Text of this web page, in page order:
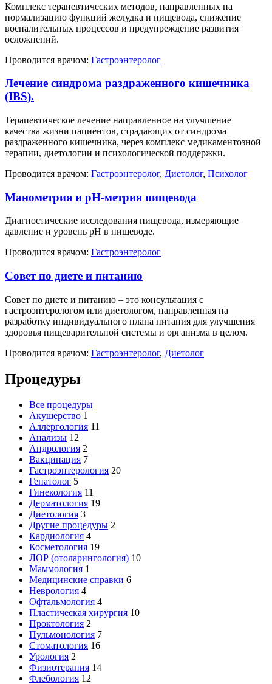
Комплекс терапевтических методов, направленных на
нормализацию функций желудка и пищевода, снижение
воспалительных процессов и предупреждение развития
осложнений.
Проводится врачом: Гастроэнтеролог
Лечение синдрома раздраженного кишечника
(IBS).
Терапевтическое лечение направленное на улучшение
качества жизни пациентов, страдающих от синдрома
раздраженного кишечника, через комплекс медикаментозной
терапии, диетологии и психологической поддержки.
Проводится врачом: Гастроэнтеролог, Диетолог, Психолог
Манометрия и pH-метрия пищевода
Диагностические исследования пищевода, измеряющие
давление и уровень pH в пищеводе.
Проводится врачом: Гастроэнтеролог
Совет по диете и питанию
Совет по диете и питанию – это консультация с
гастроэнтерологом или диетологом, направленная на
разработку индивидуального плана питания для улучшения
здоровья пищеварительной системы и организма в целом.
Проводится врачом: Гастроэнтеролог, Диетолог
Процедуры
Все процедуры
Акушерство 1
Аллергология 11
Анализы 12
Андрология 2
Вакцинация 7
Гастроэнтерология 20
Гепатолог 5
Гинекология 11
Дерматология 19
Диетология 3
Другие процедуры 2
Кардиология 4
Косметология 19
ЛОР (отоларингология) 10
Маммология 1
Медицинские справки 6
Неврология 4
Офтальмология 4
Пластическая хирургия 10
Проктология 2
Пульмонология 7
Стоматология 16
Урология 2
Физиотерапия 14
Флебология 12